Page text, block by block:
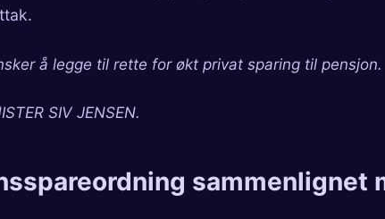
å legge til rette for økt privat sparing til pensjon.
SIV JENSEN.
sammenlignet